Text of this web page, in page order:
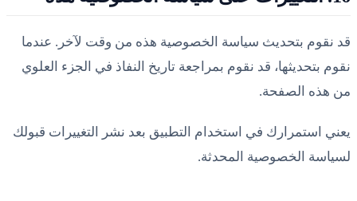
قد نقوم بتحديث سياسة الخصوصية هذه من وقت لآخر. عندما
نقوم بتحديثها، قد نقوم بمراجعة تاريخ النفاذ في الجزء العلوي
من هذه الصفحة.
يعني استمرارك في استخدام التطبيق بعد نشر التغييرات قبولك
لسياسة الخصوصية المحدثة.